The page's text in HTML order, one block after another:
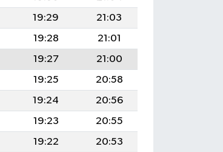
19:29
21:03
19:28
21:01
19:27
21:00
19:25
20:58
19:24
20:56
19:23
20:55
19:22
20:53